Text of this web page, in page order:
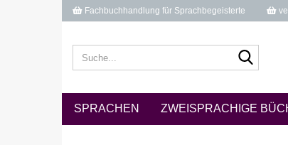
Fachbuchhandlung für Sprachbegeisterte
SPRACHEN ZWEISPRACHIGE